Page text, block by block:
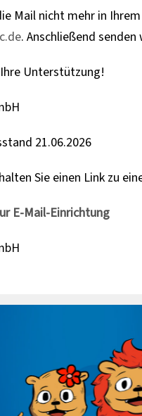
Mail nicht mehr in
. Anschließend
Unterstützung!
21.06.2026
Sie einen Link zu
E-Mail-Einrichtung